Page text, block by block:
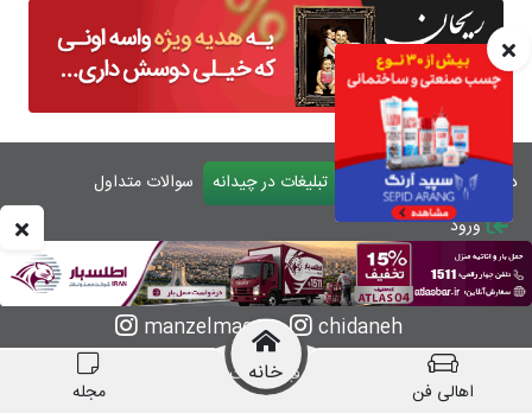
مجله
خانه
اهالی فن
درباره چیدانه تماس با ما تبلیغات در چیدانه
سوالات متداول
ورود
chidaneh
manzelmag
چیدانه هیچ گونه مسئولیتی در قبال شرکت های
معرفی شده ندارد.